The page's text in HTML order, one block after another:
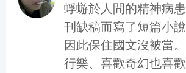
蜉蝣於人間的精神病
刊缺稿而寫了短篇小
因此保住國文沒被當
行樂、喜歡奇幻也喜